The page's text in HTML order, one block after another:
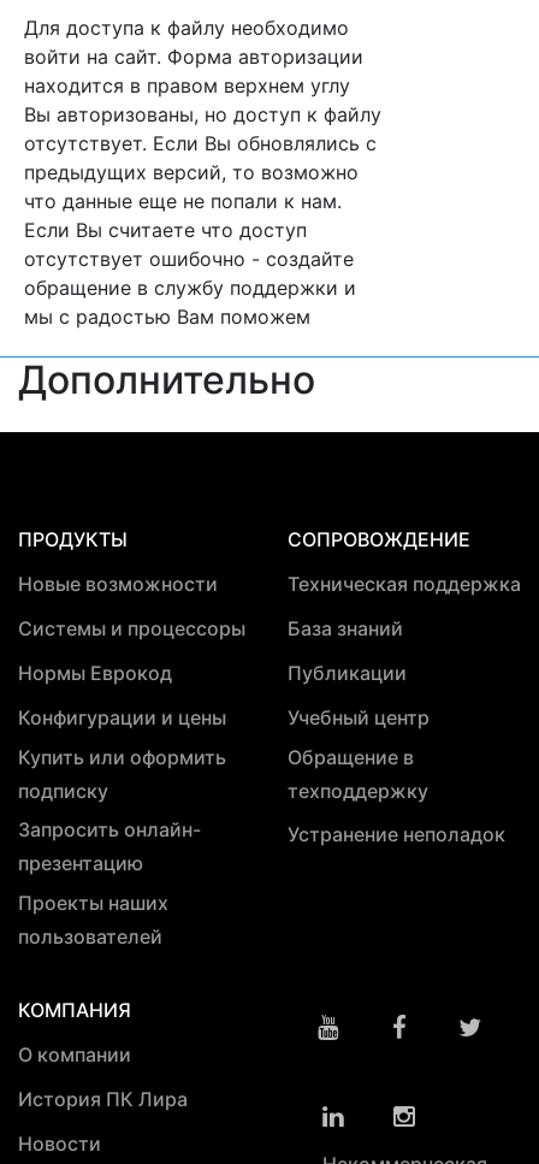
Для доступа к файлу необходимо
войти на сайт. Форма авторизации
находится в правом верхнем углу
Вы авторизованы, но доступ к файлу
отсутствует. Если Вы обновлялись с
предыдущих версий, то возможно
что данные еще не попали к нам.
Если Вы считаете что доступ
отсутствует ошибочно - создайте
обращение в службу поддержки и
мы с радостью Вам поможем
Дополнительно
ПРОДУКТЫ
Новые возможности
Системы и процессоры
Нормы Еврокод
Конфигурации и цены
Купить или оформить
подписку
Запросить онлайн-
презентацию
Проекты наших
пользователей
СОПРОВОЖДЕНИЕ
Техническая поддержка
База знаний
Публикации
Учебный центр
Обращение в
техподдержку
Устранение неполадок
КОМПАНИЯ
О компании
История ПК Лира
Новости